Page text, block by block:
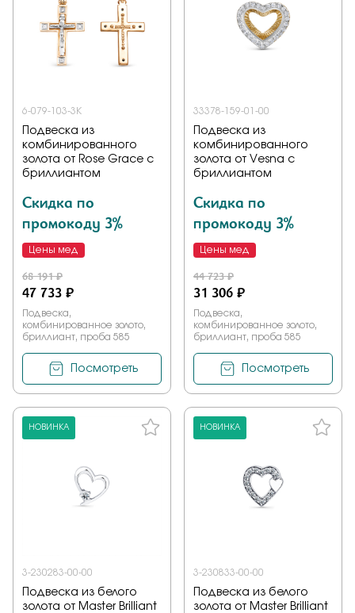
6-079-103-3К
Подвеска из
комбинированного
золота от Rose Grace с
бриллиантом
Скидка по
промокоду 3%
Цены мед
68 191 ₽
47 733 ₽
Подвеска,
комбинированное золото,
бриллиант, проба 585
Посмотреть
33378-159-01-00
Подвеска из
комбинированного
золота от Vesna с
бриллиантом
Скидка по
промокоду 3%
Цены мед
44 723 ₽
31 306 ₽
Подвеска,
комбинированное золото,
бриллиант, проба 585
Посмотреть
НОВИНКА
3-230283-00-00
Подвеска из белого
золота от Master Brilliant
НОВИНКА
3-230833-00-00
Подвеска из белого
золота от Master Brilliant